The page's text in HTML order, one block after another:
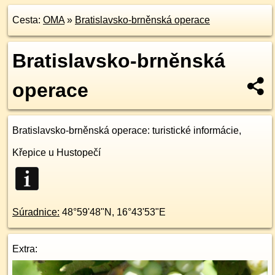
Cesta: OMA» Bratislavsko-brněnská operace
Bratislavsko-brněnská
operace
Bratislavsko-brněnská operace: turistické informácie,
Křepice u Hustopečí
Súradnice: 48°59'48"N , 16°43'53"E
Extra: